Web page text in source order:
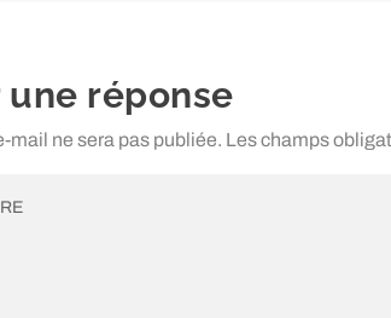
une réponse
mail ne sera pas publiée. Les champs